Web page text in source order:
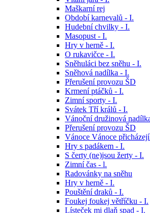
Maškarní rej
Období karnevalů - I.
Hudební chvilky - I.
Masopust - I.
Hry v herně - I.
O rukavičce - I.
Sněhuláci bez sněhu - I.
Sněhová nadílka - I.
Přerušení provozu ŠD
Krmení ptáčků - I.
Zimní sporty - I.
Svátek Tří králů - I.
Vánoční družinová
Přerušení provozu ŠD
Vánoce Vánoce
Hry s padákem - I.
S čerty (ne)jsou žerty - I.
Zimní čas - l.
Radovánky na sněhu
Hry v herně - I.
Pouštění draků - I.
Foukej foukej větříčku - I.
Lísteček mi dlaň spad - I.